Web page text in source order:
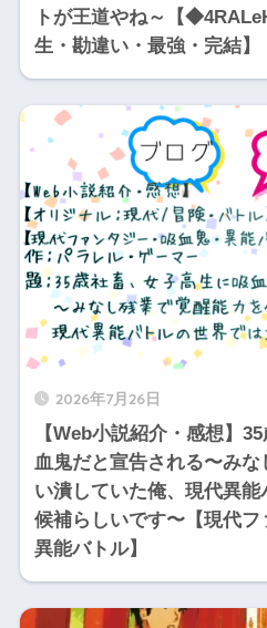
トが王道やね～【
生・勘違い・最強・完結】
2026年7月26日
【Web小説紹介・感想】
血鬼だと宣告される〜み
い潰していた俺、現代異
候補らしいです〜【現代フ
異能バトル】